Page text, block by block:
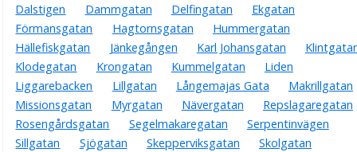
Dalstigen
Dammgatan Delfingatan
Ekgatan
Förmansgatan
Hagtornsgatan
Hummergatan
Hällefiskgatan
Jänkegången Karl Johansgatan
Klodegatan
Krongatan Kummelgatan
Liden
Liggarebacken
Lillgatan Långemajas Gata
Makrillgatan
Missionsgatan
Myrgatan Nävergatan
Repslagaregatan
Rosengårdsgatan
Segelmakaregatan
Serpentinvägen
Sillgatan
Sjögatan Skepperviksgatan
Skolgatan